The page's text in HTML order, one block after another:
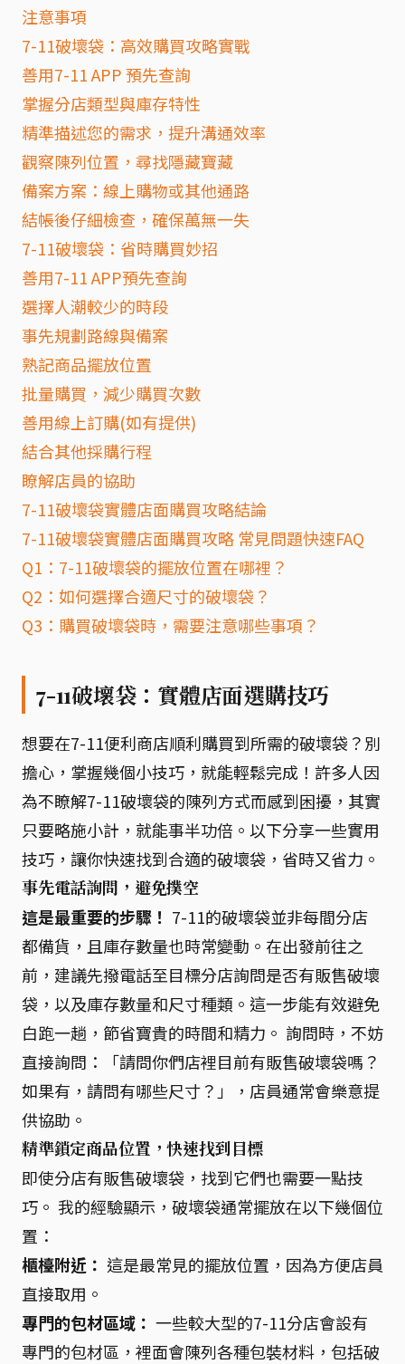
注意事項
7-11破壞袋：高效購買攻略實戰
善用7-11 APP 預先查詢
掌握分店類型與庫存特性
精準描述您的需求，提升溝通效率
觀察陳列位置，尋找隱藏寶藏
備案方案：線上購物或其他通路
結帳後仔細檢查，確保萬無一失
7-11破壞袋：省時購買妙招
善用7-11 APP預先查詢
選擇人潮較少的時段
事先規劃路線與備案
熟記商品擺放位置
批量購買，減少購買次數
善用線上訂購(如有提供)
結合其他採購行程
瞭解店員的協助
7-11破壞袋實體店面購買攻略結論
7-11破壞袋實體店面購買攻略 常見問題快速FAQ
Q1：7-11破壞袋的擺放位置在哪裡？
Q2：如何選擇合適尺寸的破壞袋？
Q3：購買破壞袋時，需要注意哪些事項？
7-11破壞袋：實體店面選購技巧
想要在7-11便利商店順利購買到所需的破壞袋？別
擔心，掌握幾個小技巧，就能輕鬆完成！許多人因
為不瞭解7-11破壞袋的陳列方式而感到困擾，其實
只要略施小計，就能事半功倍。以下分享一些實用
技巧，讓你快速找到合適的破壞袋，省時又省力。
事先電話詢問，避免撲空
這是最重要的步驟！ 7-11的破壞袋並非每間分店
都備貨，且庫存數量也時常變動。在出發前往之
前，建議先撥電話至目標分店詢問是否有販售破壞
袋，以及庫存數量和尺寸種類。這一步能有效避免
白跑一趟，節省寶貴的時間和精力。 詢問時，不妨
直接詢問：「請問你們店裡目前有販售破壞袋嗎？
如果有，請問有哪些尺寸？」，店員通常會樂意提
供協助。
精準鎖定商品位置，快速找到目標
即使分店有販售破壞袋，找到它們也需要一點技
巧。 我的經驗顯示，破壞袋通常擺放在以下幾個位
置：
櫃檯附近： 這是最常見的擺放位置，因為方便店員
直接取用。
專門的包材區域： 一些較大型的7-11分店會設有
專門的包材區，裡面會陳列各種包裝材料，包括破